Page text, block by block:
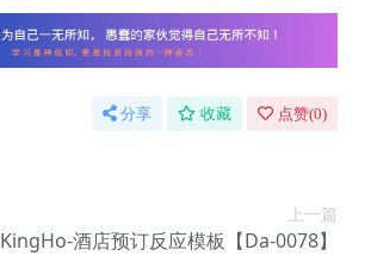
分享 收藏 点赞(0)
上一篇
KingHo-酒店预订反应模板【Da-0078】